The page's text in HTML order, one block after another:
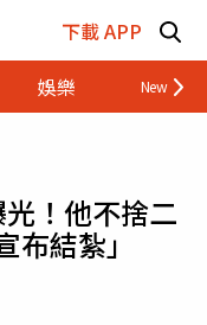
下載 APP
娛樂 財經
！他不捨二
結紮」